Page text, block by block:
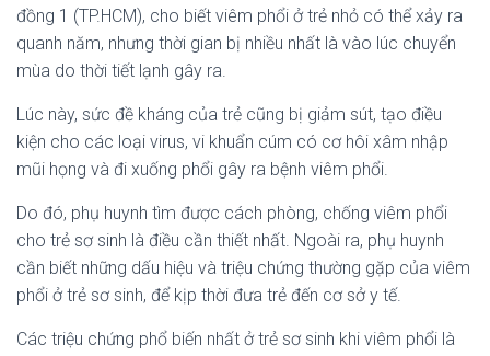
đồng 1 (TP.HCM), cho biết viêm phổi ở trẻ nhỏ có thể xảy ra
quanh năm, nhưng thời gian bị nhiều nhất là vào lúc chuyển
mùa do thời tiết lạnh gây ra.
Lúc này, sức đề kháng của trẻ cũng bị giảm sút, tạo điều
kiện cho các loại virus, vi khuẩn cúm có cơ hôi xâm nhập
mũi họng và đi xuống phổi gây ra bệnh viêm phổi.
Do đó, phụ huynh tìm được cách phòng, chống viêm phổi
cho trẻ sơ sinh là điều cần thiết nhất. Ngoài ra, phụ huynh
cần biết những dấu hiệu và triệu chứng thường gặp của viêm
phổi ở trẻ sơ sinh, để kịp thời đưa trẻ đến cơ sở y tế.
Các triệu chứng phổ biến nhất ở trẻ sơ sinh khi viêm phổi là